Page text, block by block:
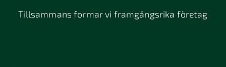
Tillsammans formar vi framgångsrika företag